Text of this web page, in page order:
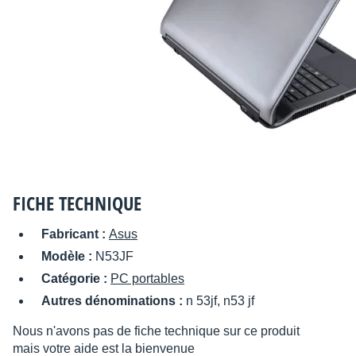
FICHE TECHNIQUE
Fabricant : Asus
Modèle : N53JF
Catégorie : PC portables
Autres dénominations : n 53jf, n53 jf
Nous n'avons pas de fiche technique sur ce produit
mais votre aide est la bienvenue